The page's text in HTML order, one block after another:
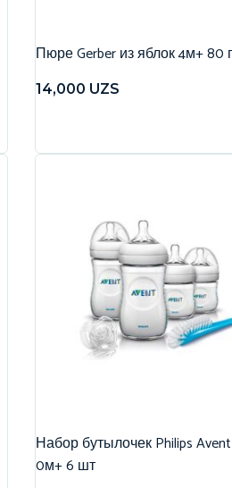
Пюре Gerber из яблок 4м+ 80
14,000 UZS
Набор бутылочек Philips
0м+ 6 шт